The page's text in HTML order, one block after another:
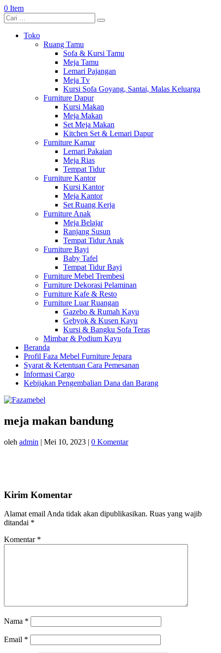
0 Item
Toko
Ruang Tamu
Sofa & Kursi Tamu
Meja Tamu
Lemari Pajangan
Meja Tv
Kursi Sofa Goyang, Santai, Malas Keluarga
Furniture Dapur
Kursi Makan
Meja Makan
Set Meja Makan
Kitchen Set & Lemari Dapur
Furniture Kamar
Lemari Pakaian
Meja Rias
Tempat Tidur
Furniture Kantor
Kursi Kantor
Meja Kantor
Set Ruang Kerja
Furniture Anak
Meja Belajar
Ranjang Susun
Tempat Tidur Anak
Furniture Bayi
Baby Tafel
Tempat Tidur Bayi
Furniture Mebel Trembesi
Furniture Dekorasi Pelaminan
Furniture Kafe & Resto
Furniture Luar Ruangan
Gazebo & Rumah Kayu
Gebyok & Kusen Kayu
Kursi & Bangku Sofa Teras
Mimbar & Podium Kayu
Beranda
Profil Faza Mebel Furniture Jepara
Syarat & Ketentuan Cara Pemesanan
Informasi Cargo
Kebijakan Pengembalian Dana dan Barang
meja makan bandung
oleh admin | Mei 10, 2023 | 0 Komentar
Kirim Komentar
Alamat email Anda tidak akan dipublikasikan. Ruas yang wajib
ditandai *
Komentar *
Nama *
Email *